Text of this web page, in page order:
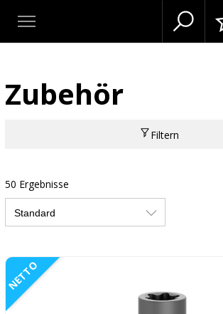
Zubehör
Filtern
50 Ergebnisse
NETTO